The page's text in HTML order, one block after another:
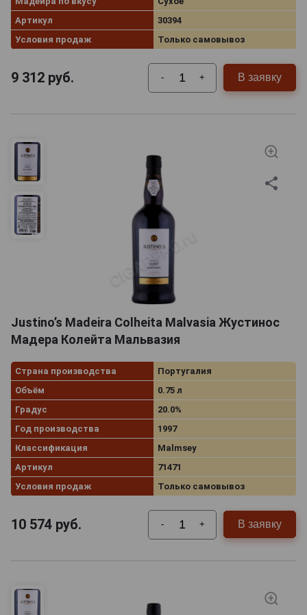
Артикул
30394
Условия продаж
Только самовывоз
9 312 руб. - + В заявку
Justino’s Madeira Colheita Malvasia Жустинос
Мадера Колейта Мальвазия
Страна производства
Португалия
Объём
0.75 л
Градус
20.0%
Год производства
1997
Классификация
Malmsey
Артикул
71471
Условия продаж
Только самовывоз
10 574 руб. - + В заявку